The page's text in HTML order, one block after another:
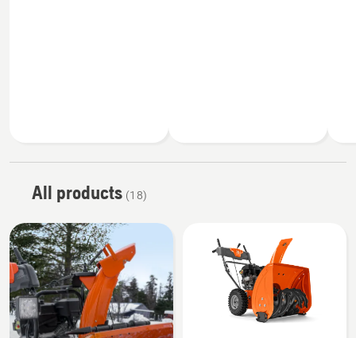
All products (18)